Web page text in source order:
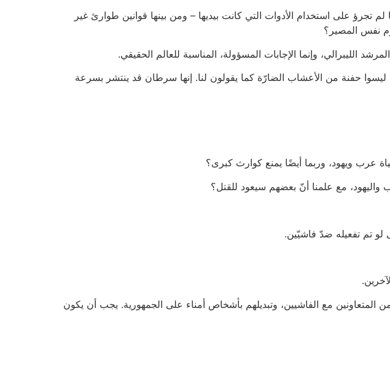
تجرؤ على استخدام الأدوات التي كانت بيديها – ومن بينها قوانين طوارئ غير
نفس المصير؟
وإنما الإجابات المسؤولة، المناسبة للعالم الحقيقي.
ليسوا حفنة من الأعشاب الضارّة كما يقولون لنا. إنها سرطان قد ينتشر بسرعة
عرب ويهود، وربما أيضًا يمنع كوارث كبرى؟
واليهود، مع علمنا أنّ بعضهم سيعود للقتل؟
لو تم تفعيله ضدّ فاشيّين.
مع الفاشيين، وتبديلهم بأشخاص أمناء على الجمهورية. يجب أن يكون